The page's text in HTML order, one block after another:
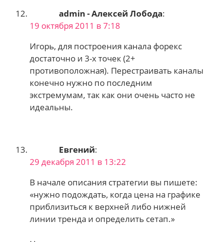
admin - Алексей Лобода:
19 октября 2011 в 7:18
Игорь, для построения канала форекс
достаточно и 3-х точек (2+
противоположная). Перестраивать каналы
конечно нужно по последним
экстремумам, так как они очень часто не
идеальны.
Евгений:
29 декабря 2011 в 13:22
В начале описания стратегии вы пишете:
«нужно подождать, когда цена на графике
приблизиться к верхней либо нижней
линии тренда и определить сетап.»